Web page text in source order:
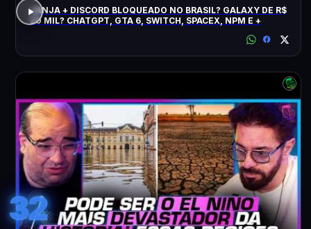
JANJA + DISCORD BLOQUEADO NO BRASIL? GALAXY DE R$
20 MIL? CHATGPT, GTA 6, SWITCH, SPACEX, NPM E +
32